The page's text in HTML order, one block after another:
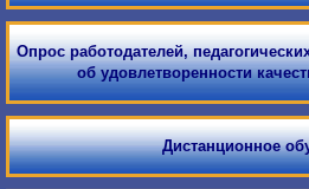
Опрос работодателей,
об удовлетворенности
Дистанционное